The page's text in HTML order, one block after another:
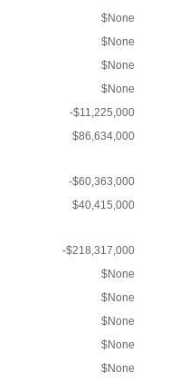
$None
$None
$None
$None
-$11,225,000
$86,634,000
-$60,363,000
$40,415,000
-$218,317,000
$None
$None
$None
$None
$None